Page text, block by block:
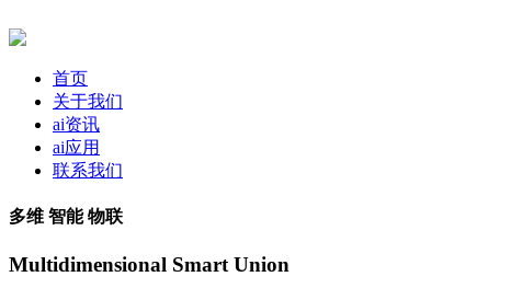
首页
关于我们
ai资讯
ai应用
联系我们
多维 智能 物联
Multidimensional Smart Union